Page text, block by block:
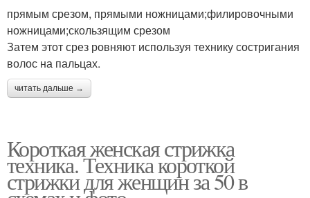
прямым срезом, прямыми ножницами;филировочными
ножницами;скользящим срезом
Затем этот срез ровняют используя технику состригания
волос на пальцах.
читать дальше →
Короткая женская стрижка
техника. Техника короткой
стрижки для женщин за 50 в